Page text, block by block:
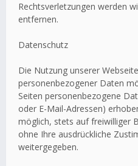
Rechtsverletzungen werden
entfernen.
Datenschutz
Die Nutzung unserer
personenbezogener Daten
Seiten personenbezogene
oder E-Mail-Adressen)
möglich, stets auf freiwilliger
ohne Ihre ausdrückliche
weitergegeben.